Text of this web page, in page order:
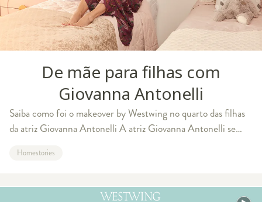
De mãe para filhas com
Giovanna Antonelli
Saiba como foi o makeover by Westwing no quarto das filhas
da atriz Giovanna Antonelli A atriz Giovanna Antonelli se
Rio de Janeiro, onde mora
Homestories